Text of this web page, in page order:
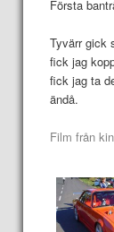
Första
Tyvärr gick
fick jag
fick jag ta
ändå.
Film från